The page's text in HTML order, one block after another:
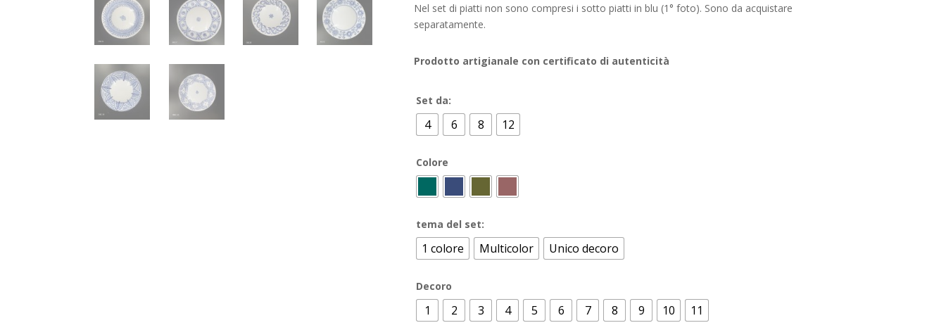
Nel set di piatti non sono compresi i sotto piatti in blu (1° foto). Sono da acquistare
separatamente.
Prodotto artigianale con certificato di autenticità
Set da:
4 6 8 12
Colore
tema del set:
1 colore Multicolor Unico decoro
Decoro
1 2 3 4 5 6 7 8 9 10 11